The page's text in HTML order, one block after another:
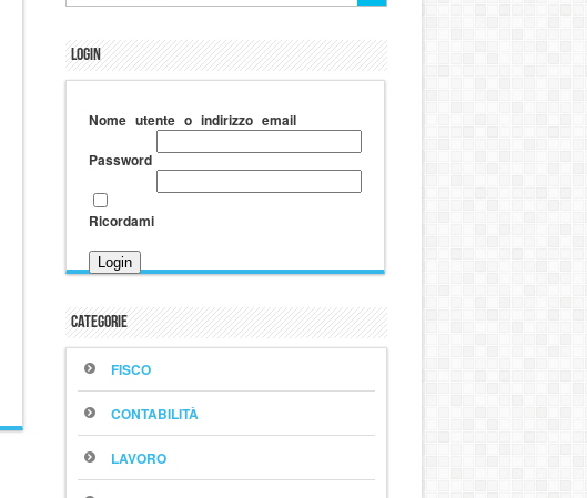
Login
Nome utente o indirizzo email
Password
Ricordami
Categorie
FISCO
CONTABILITÀ
LAVORO